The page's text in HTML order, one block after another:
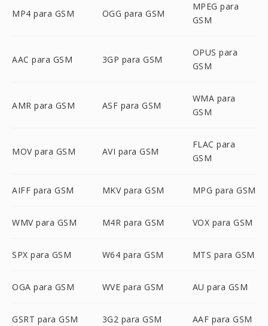
MP4 para GSM OGG para GSM
MPEG para
GSM
AAC para GSM 3GP para GSM
OPUS para
GSM
AMR para GSM ASF para GSM
WMA para
GSM
MOV para GSM AVI para GSM
FLAC para
GSM
AIFF para GSM MKV para GSM MPG para GSM
WMV para GSM M4R para GSM VOX para GSM
SPX para GSM W64 para GSM MTS para GSM
OGA para GSM WVE para GSM AU para GSM
GSRT para GSM 3G2 para GSM AAF para GSM